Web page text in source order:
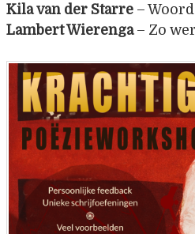
Kila van der Starre –
Lambert Wierenga– Zo